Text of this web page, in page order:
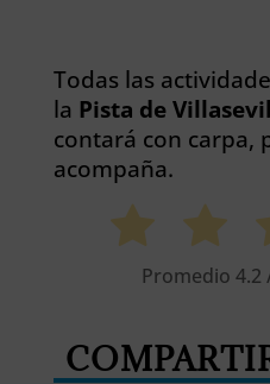
Todas las
la Pista de
contará con carpa,
acompaña.
Promedio4.2